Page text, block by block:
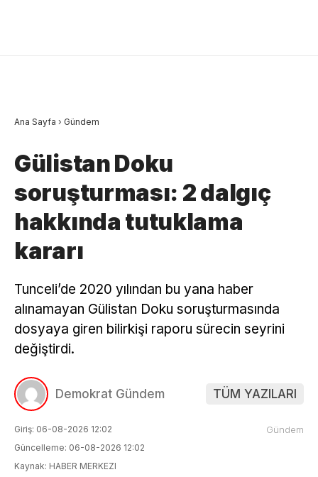
Ana Sayfa › Gündem
Gülistan Doku
soruşturması: 2 dalgıç
hakkında tutuklama
kararı
Tunceli’de 2020 yılından bu yana haber
alınamayan Gülistan Doku soruşturmasında
dosyaya giren bilirkişi raporu sürecin seyrini
değiştirdi.
Demokrat Gündem TÜM YAZILARI
Giriş: 06-08-2026 12:02
Güncelleme: 06-08-2026 12:02
Kaynak: HABER MERKEZI
Gündem